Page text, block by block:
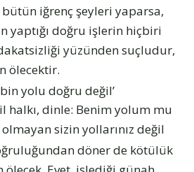
bütün iğrenç şeyleri yaparsa,
yaptığı doğru işlerin hiçbiri
yüzünden suçludur,
ölecektir.
yolu doğru değil’
halkı, dinle: Benim yolum mu
sizin yollarınız değil
döner de kötülük